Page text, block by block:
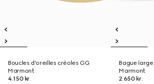
Boucles d'oreilles créoles GG
Marmont
4.150 kr.
Bague
Marmont
2.650 kr.